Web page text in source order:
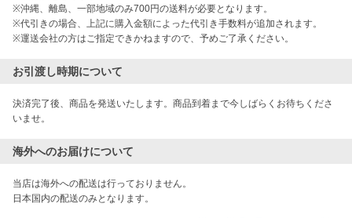
※沖縄、離島、一部地域のみ700円の送料が必要となります。
※代引きの場合、上記に購入金額によった代引き手数料が追加されます。
※運送会社の方はご指定できかねますので、予めご了承ください。
お引渡し時期について
決済完了後、商品を発送いたします。商品到着まで今しばらくお待ちくださ
海外へのお届けについて
当店は海外への配送は行っておりません。
日本国内の配送のみとなります。